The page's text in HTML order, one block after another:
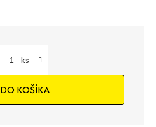
DO KOŠÍKA